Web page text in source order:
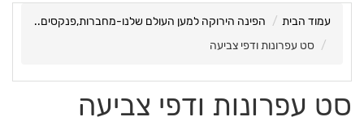
עמוד הבית
הפינה הירוקה למען העולם שלנו-מחברות,פנקסים..
סט עפרונות ודפי צביעה
סט עפרונות ודפי צביעה